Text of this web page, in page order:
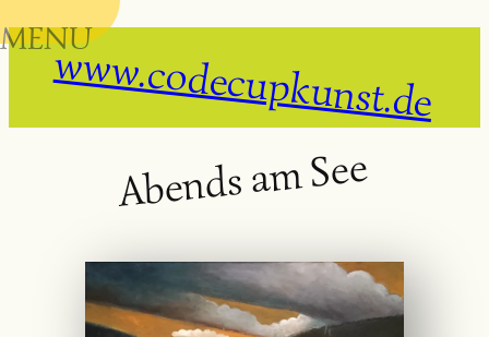
Skip
MENUwww.codecupkunst.de
Abends am See